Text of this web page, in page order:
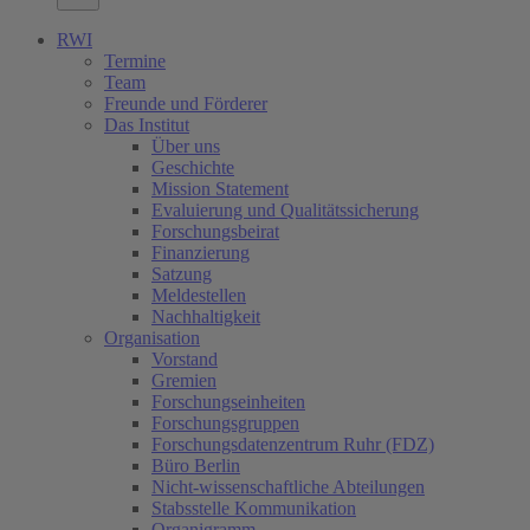
RWI
Termine
Team
Freunde und Förderer
Das Institut
Über uns
Geschichte
Mission Statement
Evaluierung und Qualitätssicherung
Forschungsbeirat
Finanzierung
Satzung
Meldestellen
Nachhaltigkeit
Organisation
Vorstand
Gremien
Forschungseinheiten
Forschungsgruppen
Forschungsdatenzentrum Ruhr (FDZ)
Büro Berlin
Nicht-wissenschaftliche Abteilungen
Stabsstelle Kommunikation